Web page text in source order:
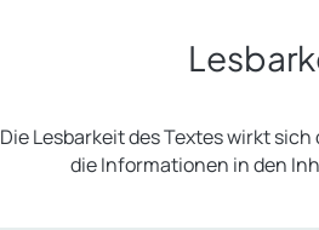
Die Lesbarkeit des Textes wirkt
die Informationen in den